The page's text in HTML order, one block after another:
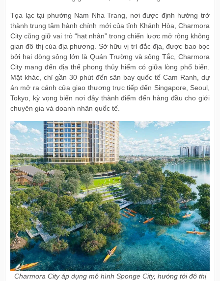
Tọa lạc tại phường Nam Nha Trang, nơi được định hướng trở
thành trung tâm hành chính mới của tỉnh Khánh Hòa, Charmora
City cũng giữ vai trò “hạt nhân” trong chiến lược mở rộng không
gian đô thị của địa phương. Sở hữu vị trí đắc địa, được bao bọc
bởi hai dòng sông lớn là Quán Trường và sông Tắc, Charmora
City mang đến địa thế phong thủy hiếm có giữa lòng phố biển.
Mặt khác, chỉ gần 30 phút đến sân bay quốc tế Cam Ranh, dự
án mở ra cánh cửa giao thương trực tiếp đến Singapore, Seoul,
Tokyo, kỳ vọng biến nơi đây thành điểm đến hàng đầu cho giới
chuyên gia và doanh nhân quốc tế.
Charmora City áp dụng mô hình Sponge City, hướng tới đô thị